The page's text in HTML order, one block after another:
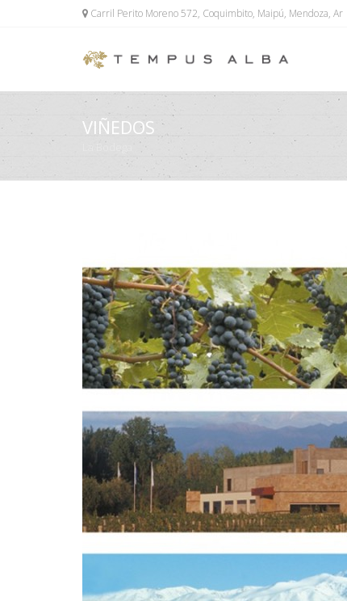
Carril Perito Moreno 572, Coquimbito, Maipú, Mendoza, Ar
VIÑEDOS
La Bodega